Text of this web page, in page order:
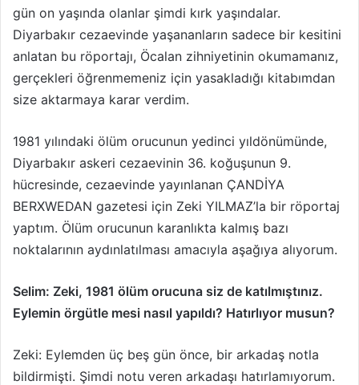
a
g
ö
e
r
m
gün on yaşında olanlar şimdi kırk yaşındalar.
Diyarbakır cezaevinde yaşananların sadece bir kesitini
anlatan bu röportajı, Öcalan zihniyetinin okumamanız,
gerçekleri öğrenmemeniz için yasakladığı kitabımdan
size aktarmaya karar verdim.
1981 yılındaki ölüm orucunun yedinci yıldönümünde,
Diyarbakır askeri cezaevinin 36. koğuşunun 9.
hücresinde, cezaevinde yayınlanan ÇANDİYA
BERXWEDAN gazetesi için Zeki YILMAZ’la bir röportaj
yaptım. Ölüm orucunun karanlıkta kalmış bazı
noktalarının aydınlatılması amacıyla aşağıya alıyorum.
Selim: Zeki, 1981 ölüm orucuna siz de katılmıştınız.
Eylemin örgütle mesi nasıl yapıldı? Hatırlıyor musun?
Zeki: Eylemden üç beş gün önce, bir arkadaş notla
bildirmişti. Şimdi notu veren arkadaşı hatırlamıyorum.